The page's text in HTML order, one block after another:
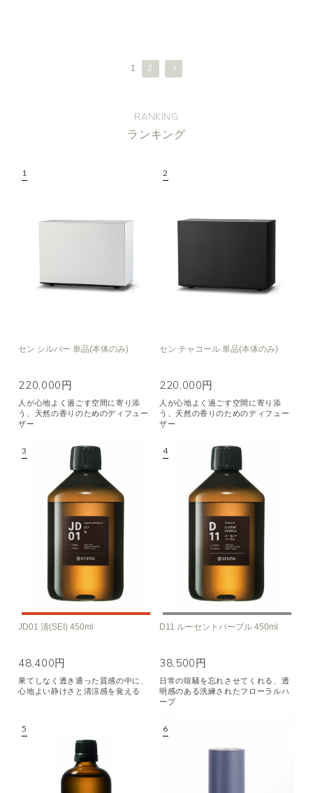
1 2
RANKING
ランキング
セン シルバー 単品(本体のみ)
220,000円
人が心地よく過ごす空間に寄り添
う、天然の香りのためのディフュー
ザー
セン チャコール 単品(本体のみ)
220,000円
人が心地よく過ごす空間に寄り添
う、天然の香りのためのディフュー
ザー
JD01 清(SEI) 450ml
48,400円
果てしなく透き通った質感の中に、
心地よい静けさと清涼感を覚える
D11 ルーセントパープル 450ml
38,500円
日常の喧騒を忘れさせてくれる、透
明感のある洗練されたフローラルハ
ーブ